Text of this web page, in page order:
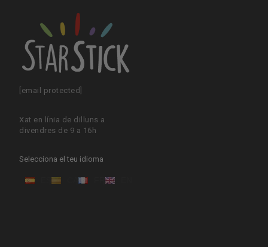
[email protected]
Xat en línia de dilluns a
divendres de 9 a 16h
Selecciona el teu idioma
ES CA FR